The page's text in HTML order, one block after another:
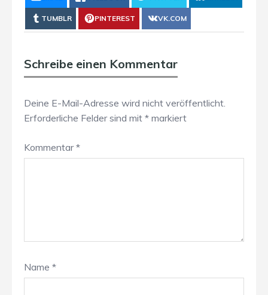
TUMBLR PINTEREST VK.COM
Schreibe einen Kommentar
Deine E-Mail-Adresse wird nicht veröffentlicht.
Erforderliche Felder sind mit * markiert
Kommentar*
Name *